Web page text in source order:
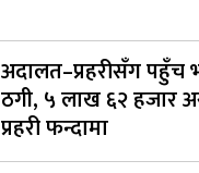
अदालत–प्रहरीसँग पहुँच
ठगी, ५ लाख ६२ हजार
प्रहरी फन्दामा